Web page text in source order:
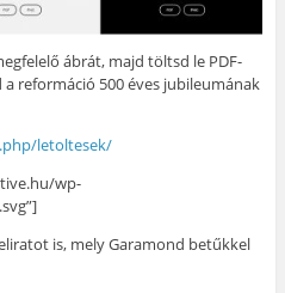
ábrát, majd töltsd le PDF-
reformáció 500 éves jubileumának
letoltesek/
wp-
is, mely Garamond betűkkel